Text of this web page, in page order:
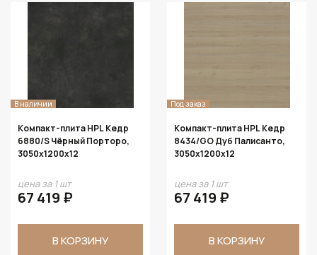
В наличии
Компакт-плита HPL Кедр
6880/S Чёрный Порторо,
3050х1200х12
цена за 1 шт
67 419 ₽
В КОРЗИНУ
Под заказ
Компакт-плита HPL Кедр
8434/GO Дуб Палисанто,
3050х1200х12
цена за 1 шт
67 419 ₽
В КОРЗИНУ